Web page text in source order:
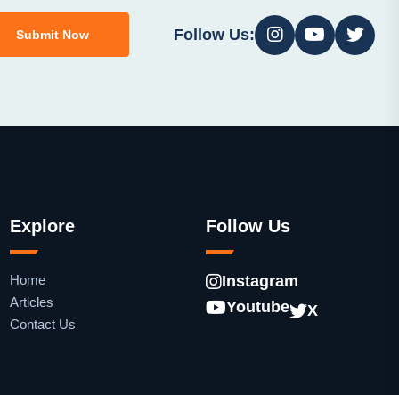
Submit Now Follow Us:
Explore
Home
Articles
Contact Us
Follow Us
Instagram
Youtube
X